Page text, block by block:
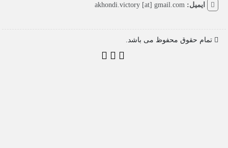
ایمیل:akhondi.victory [at] gmail.com
تمام حقوق محفوظ می باشد.